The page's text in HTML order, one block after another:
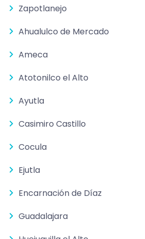
Zapotlanejo
Ahualulco de Mercado
Ameca
Atotonilco el Alto
Ayutla
Casimiro Castillo
Cocula
Ejutla
Encarnación de Díaz
Guadalajara